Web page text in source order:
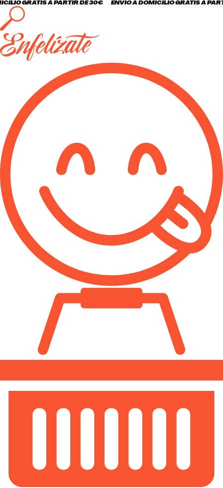
GRATIS A PARTIR DE 30€ ENVÍO A DOMICILIO GRATIS A